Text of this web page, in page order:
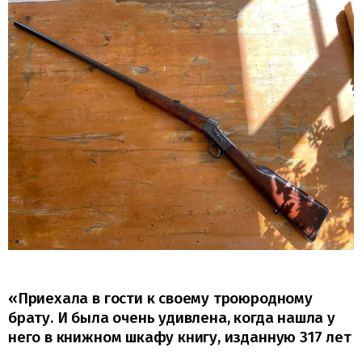
«Приехала в гости к своему троюродному
брату. И была очень удивлена, когда нашла у
него в книжном шкафу книгу, изданную 317 лет